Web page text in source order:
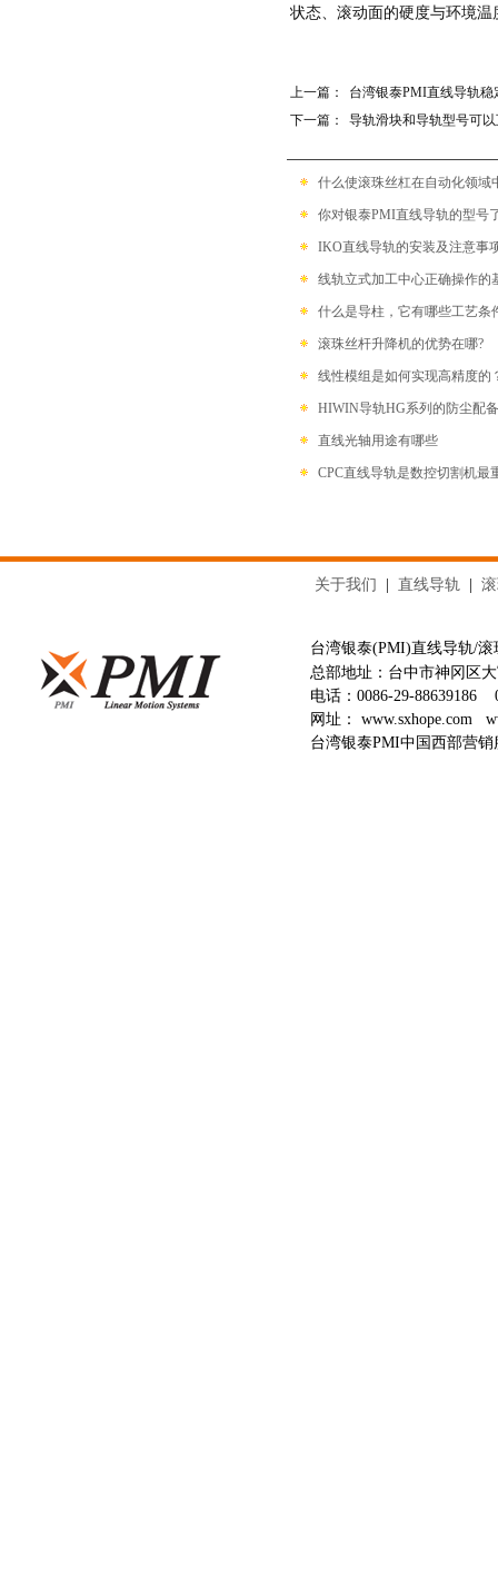
状态、滚动面的硬度与环境温
上一篇：
台湾银泰PMI直线导轨稳
下一篇：
导轨滑块和导轨型号可
什么使滚珠丝杠在自动化领域
你对银泰PMI直线导轨的型号
IKO直线导轨的安装及注意事
线轨立式加工中心正确操作的
什么是导柱，它有哪些工艺条
滚珠丝杆升降机的优势在哪?
线性模组是如何实现高精度的
HIWIN导轨HG系列的防尘配备
直线光轴用途有哪些
CPC直线导轨是数控切割机最
关于我们 直线导轨
台湾银泰(PMI)直线导轨/
总部地址：台中市神冈区
电话： 0086-29-88639186
网址： www.sxhope.com
台湾银泰PMI中国西部营